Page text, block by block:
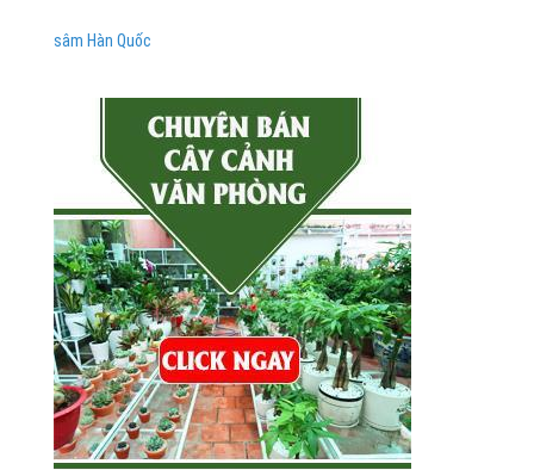
sâm Hàn Quốc